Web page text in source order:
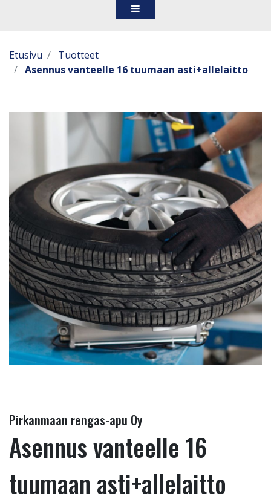
Etusivu
Tuotteet
Asennus vanteelle 16 tuumaan asti+allelaitto
Pirkanmaan rengas-apu Oy
Asennus vanteelle 16
tuumaan asti+allelaitto